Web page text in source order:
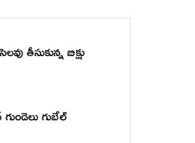
తీసుకున్న బిక్షు
గుబేల్‌